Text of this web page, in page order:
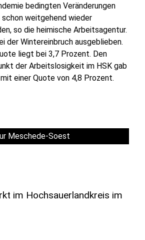
bedingten Veränderungen
weitgehend wieder
so die heimische Arbeitsagentur.
der Wintereinbruch ausgeblieben.
liegt bei 3,7 Prozent. Den
der Arbeitslosigkeit im HSK gab
einer Quote von 4,8 Prozent.
Meschede-Soest
im Hochsauerlandkreis im